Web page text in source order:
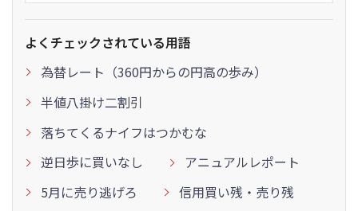
よくチェックされている用語
為替レート（360円からの円高の歩み）
半値八掛け二割引
落ちてくるナイフはつかむな
逆日歩に買いなし
アニュアルレポート
5月に売り逃げろ
信用買い残・売り残